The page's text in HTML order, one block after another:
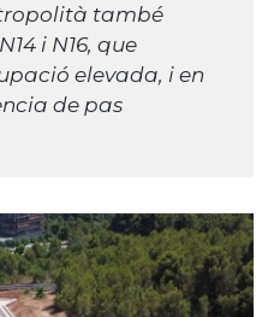
també
i N16, que
elevada, i en
de pas